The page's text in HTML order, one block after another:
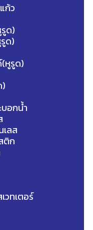
ก้ว
ด)
ด)
หูรูด)
อกน้ำ
ลส
ติก
วทเตอร์